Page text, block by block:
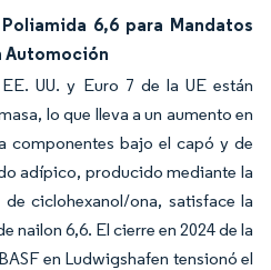
6,6 para Mandatos
Automoción
UU. y Euro 7 de la UE están
lo que lleva a un aumento en
componentes bajo el capó y de
adípico, producido mediante la
ciclohexanol/ona, satisface la
nailon 6,6. El cierre en 2024 de la
en Ludwigshafen tensionó el